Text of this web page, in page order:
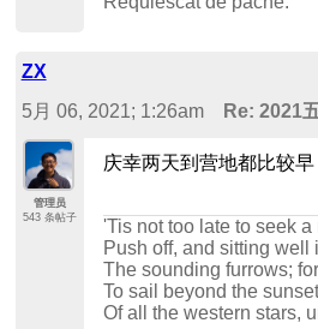
ZX
5月 06, 2021; 1:26am
Re: 2021
管理员
543 条帖子
庆幸两天到营地都比较
'Tis not too late to seek
Push off, and sitting well
The sounding furrows;
To sail beyond the
Of all the western stars,